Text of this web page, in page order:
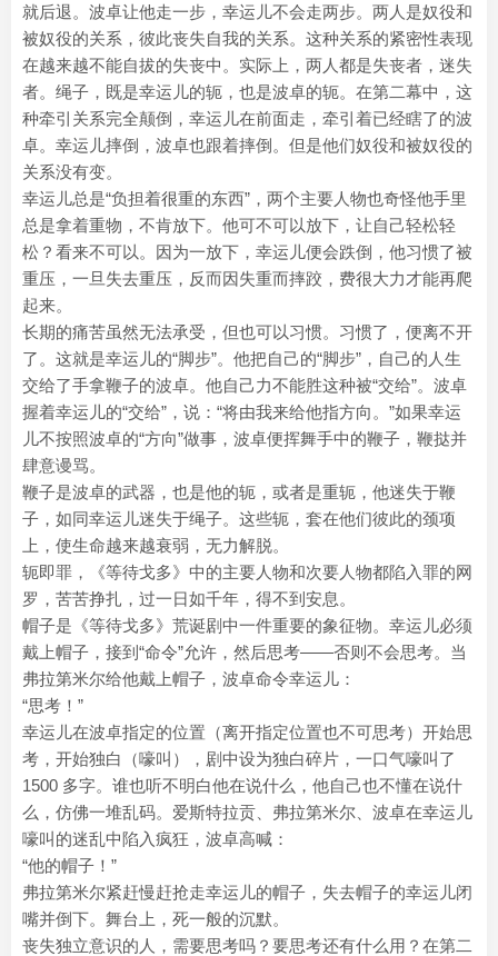
就后退。波卓让他走一步，幸运儿不会走两步。两人是奴役和
被奴役的关系，彼此丧失自我的关系。这种关系的紧密性表现
在越来越不能自拔的失丧中。实际上，两人都是失丧者，迷失
者。绳子，既是幸运儿的轭，也是波卓的轭。在第二幕中，这
种牵引关系完全颠倒，幸运儿在前面走，牵引着已经瞎了的波
卓。幸运儿摔倒，波卓也跟着摔倒。但是他们奴役和被奴役的
关系没有变。
幸运儿总是“负担着很重的东西”，两个主要人物也奇怪他手里
总是拿着重物，不肯放下。他可不可以放下，让自己轻松轻
松？看来不可以。因为一放下，幸运儿便会跌倒，他习惯了被
重压，一旦失去重压，反而因失重而摔跤，费很大力才能再爬
起来。
长期的痛苦虽然无法承受，但也可以习惯。习惯了，便离不开
了。这就是幸运儿的“脚步”。他把自己的“脚步”，自己的人生
交给了手拿鞭子的波卓。他自己力不能胜这种被“交给”。波卓
握着幸运儿的“交给”，说：“将由我来给他指方向。”如果幸运
儿不按照波卓的“方向”做事，波卓便挥舞手中的鞭子，鞭挞并
肆意谩骂。
鞭子是波卓的武器，也是他的轭，或者是重轭，他迷失于鞭
子，如同幸运儿迷失于绳子。这些轭，套在他们彼此的颈项
上，使生命越来越衰弱，无力解脱。
轭即罪，《等待戈多》中的主要人物和次要人物都陷入罪的网
罗，苦苦挣扎，过一日如千年，得不到安息。
帽子是《等待戈多》荒诞剧中一件重要的象征物。幸运儿必须
戴上帽子，接到“命令”允许，然后思考——否则不会思考。当
弗拉第米尔给他戴上帽子，波卓命令幸运儿：
“思考！”
幸运儿在波卓指定的位置（离开指定位置也不可思考）开始思
考，开始独白（嚎叫），剧中设为独白碎片，一口气嚎叫了
1500 多字。谁也听不明白他在说什么，他自己也不懂在说什
么，仿佛一堆乱码。爱斯特拉贡、弗拉第米尔、波卓在幸运儿
嚎叫的迷乱中陷入疯狂，波卓高喊：
“他的帽子！”
弗拉第米尔紧赶慢赶抢走幸运儿的帽子，失去帽子的幸运儿闭
嘴并倒下。舞台上，死一般的沉默。
丧失独立意识的人，需要思考吗？要思考还有什么用？在第二